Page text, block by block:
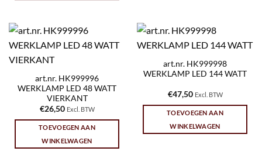
art.nr. HK999996
WERKLAMP LED 48 WATT
VIERKANT
€26,50 Excl. BTW
TOEVOEGEN AAN
WINKELWAGEN
art.nr. HK999998
WERKLAMP LED 144 WATT
€47,50 Excl. BTW
TOEVOEGEN AAN
WINKELWAGEN